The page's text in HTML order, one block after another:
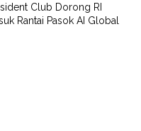
Club Dorong RI
Rantai Pasok AI Global